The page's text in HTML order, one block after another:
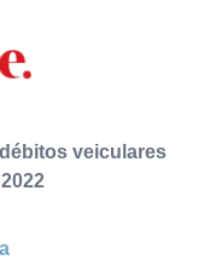
veiculares